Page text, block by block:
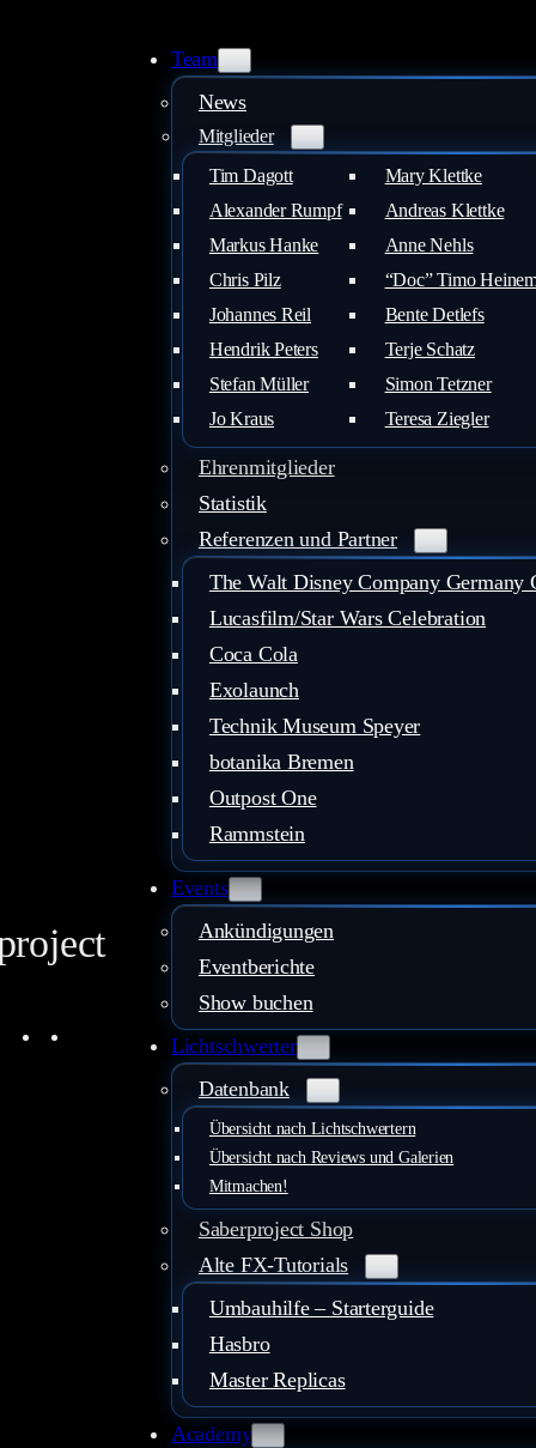
Team
News
Mitglieder
Tim Dagott
Alexander Rumpf
Markus Hanke
Chris Pilz
Johannes Reil
Hendrik Peters
Stefan Müller
Jo Kraus
Mary Klettke
Andreas Klettke
Anne Nehls
“Doc” Timo
Bente Detlefs
Terje Schatz
Simon Tetzner
Teresa Ziegler
Ehrenmitglieder
Statistik
Referenzen und Partner
The Walt Disney Company Germany
Lucasfilm/Star Wars Celebration
Coca Cola
Exolaunch
Technik Museum Speyer
botanika Bremen
Outpost One
Rammstein
Events
Ankündigungen
Eventberichte
Show buchen
Lichtschwerter
Datenbank
Übersicht nach Lichtschwertern
Übersicht nach Reviews und Galerien
Mitmachen!
Saberproject Shop
Alte FX-Tutorials
Umbauhilfe – Starterguide
Hasbro
Master Replicas
Academy